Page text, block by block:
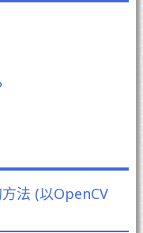
法 (以OpenCV